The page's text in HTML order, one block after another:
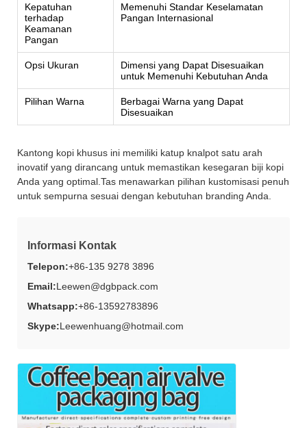
Kepatuhan
terhadap
Keamanan
Pangan
Memenuhi Standar Keselamatan
Pangan Internasional
Opsi Ukuran
Dimensi yang Dapat Disesuaikan
untuk Memenuhi Kebutuhan Anda
Pilihan Warna
Berbagai Warna yang Dapat
Disesuaikan
Kantong kopi khusus ini memiliki katup knalpot satu arah
inovatif yang dirancang untuk memastikan kesegaran biji kopi
Anda yang optimal.Tas menawarkan pilihan kustomisasi penuh
untuk sempurna sesuai dengan kebutuhan branding Anda.
Informasi Kontak
Telepon:+86-135 9278 3896
Email:Leewen@dgbpack.com
Whatsapp:+86-13592783896
Skype:Leewenhuang@hotmail.com